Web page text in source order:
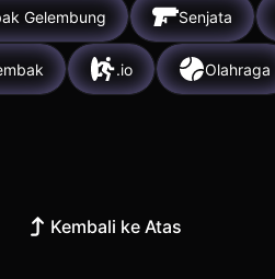
Gelembung Senjata
.io Olahraga
Kembali ke Atas